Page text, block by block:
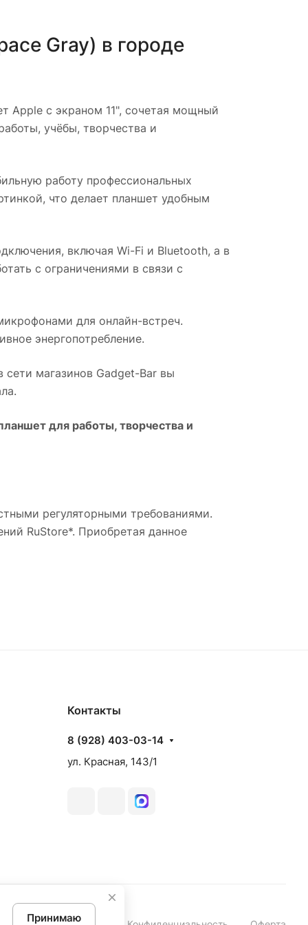
Gray) в городе
Apple с экраном 11", сочетая мощный
учёбы, творчества и
работу профессиональных
что делает планшет удобным
включая Wi-Fi и Bluetooth, а в
с ограничениями в связи с
для онлайн-встреч.
энергопотребление.
сети магазинов Gadget-Bar вы
для работы, творчества и
регуляторными требованиями.
RuStore*. Приобретая данное
Контакты
8 (928) 403-03-14
ул. Красная, 143/1
Принимаю